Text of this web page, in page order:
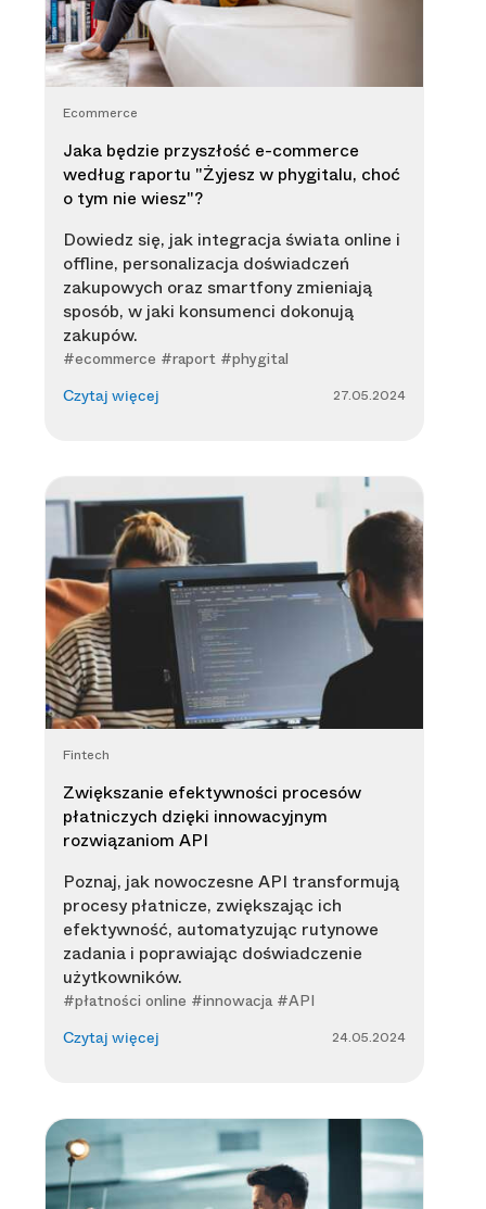
Ecommerce
Jaka będzie przyszłość e-commerce
według raportu "Żyjesz w phygitalu, choć
o tym nie wiesz"?
Dowiedz się, jak integracja świata online i
offline, personalizacja doświadczeń
zakupowych oraz smartfony zmieniają
sposób, w jaki konsumenci dokonują
zakupów.
#ecommerce #raport #phygital
Czytaj więcej 27.05.2024
Fintech
Zwiększanie efektywności procesów
płatniczych dzięki innowacyjnym
rozwiązaniom API
Poznaj, jak nowoczesne API transformują
procesy płatnicze, zwiększając ich
efektywność, automatyzując rutynowe
zadania i poprawiając doświadczenie
użytkowników.
#płatności online #innowacja #API
Czytaj więcej 24.05.2024